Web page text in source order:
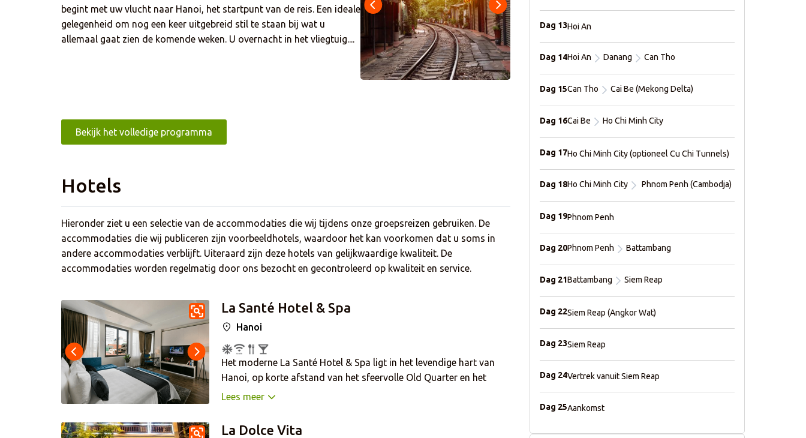
begint met uw vlucht naar Hanoi, het startpunt van de reis. Een ideale
gelegenheid om nog een keer uitgebreid stil te staan bij wat u
allemaal gaat zien de komende weken. U overnacht in het vliegtuig....
Bekijk het volledige programma
Hotels
Hieronder ziet u een selectie van de accommodaties die wij tijdens onze groepsreizen gebruiken. De
accommodaties die wij publiceren zijn voorbeeldhotels, waardoor het kan voorkomen dat u soms in
andere accommodaties verblijft. Uiteraard zijn deze hotels van gelijkwaardige kwaliteit. De
accommodaties worden regelmatig door ons bezocht en gecontroleerd op kwaliteit en service.
La Santé Hotel & Spa
Hanoi
Het moderne La Santé Hotel & Spa ligt in het levendige hart van
Hanoi, op korte afstand van het sfeervolle Old Quarter en het
Hoan Kiem-meer. Ideaal als u op zoek bent naar een gezellige
WiFi, een bar en restaurant. 's Ochtends kunt u genieten van het
Lees meer
La Dolce Vita
Dag 13Hoi An
Dag 14Hoi An Danang Can Tho
Dag 15Can Tho Cai Be (Mekong Delta)
Dag 16Cai Be Ho Chi Minh City
Dag 17Ho Chi Minh City (optioneel Cu Chi Tunnels)
Dag 18Ho Chi Minh City Phnom Penh (Cambodja)
Dag 19Phnom Penh
Dag 20Phnom Penh Battambang
Dag 21Battambang Siem Reap
Dag 22Siem Reap (Angkor Wat)
Dag 23Siem Reap
Dag 24Vertrek vanuit Siem Reap
Dag 25Aankomst